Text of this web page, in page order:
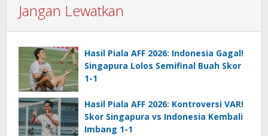
Jangan Lewatkan
Hasil Piala AFF 2026: Indonesia Gagal!
Singapura Lolos Semifinal Buah Skor
1-1
Hasil Piala AFF 2026: Kontroversi VAR!
Skor Singapura vs Indonesia Kembali
Imbang 1-1